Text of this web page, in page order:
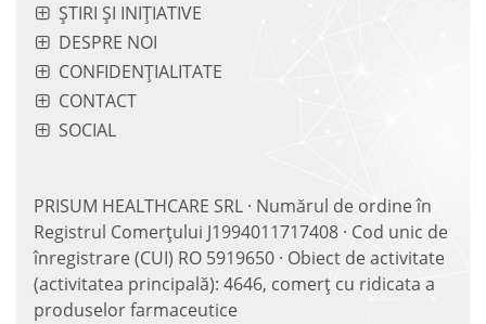
ȘTIRI ȘI INIȚIATIVE
DESPRE NOI
CONFIDENȚIALITATE
CONTACT
SOCIAL
PRISUM HEALTHCARE SRL · Numărul de ordine în
Registrul Comerțului J1994011717408 · Cod unic de
înregistrare (CUI) RO 5919650 · Obiect de activitate
(activitatea principală): 4646, comerț cu ridicata a
produselor farmaceutice